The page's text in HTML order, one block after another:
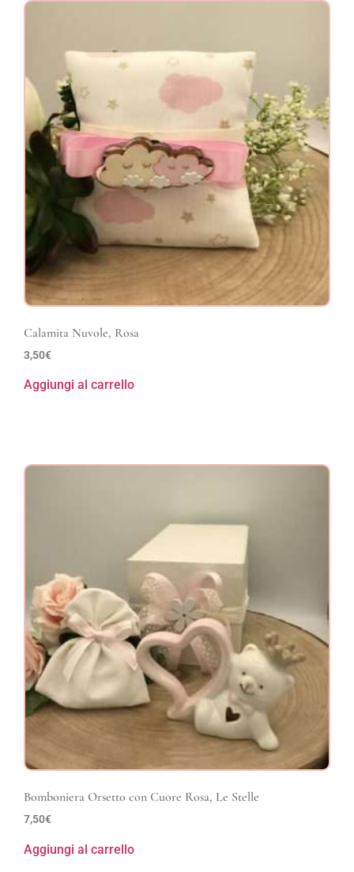
Calamita Nuvole, Rosa
3,50€
Aggiungi al carrello
Bomboniera Orsetto con Cuore Rosa, Le Stelle
7,50€
Aggiungi al carrello